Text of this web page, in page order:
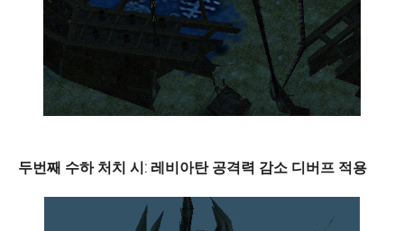
두번째 수하 처치 시: 레비아탄 공격력 감소 디버프 적용